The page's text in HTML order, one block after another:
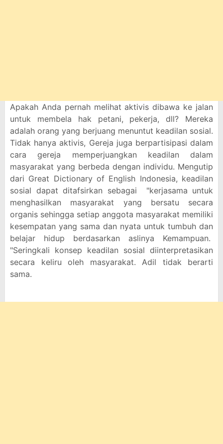
Apakah Anda pernah melihat aktivis dibawa ke jalan
untuk membela hak petani, pekerja, dll? Mereka
adalah orang yang berjuang menuntut keadilan sosial.
Tidak hanya aktivis, Gereja juga berpartisipasi dalam
cara gereja memperjuangkan keadilan dalam
masyarakat yang berbeda dengan individu. Mengutip
dari Great Dictionary of English Indonesia, keadilan
sosial dapat ditafsirkan sebagai "kerjasama untuk
menghasilkan masyarakat yang bersatu secara
organis sehingga setiap anggota masyarakat memiliki
kesempatan yang sama dan nyata untuk tumbuh dan
belajar hidup berdasarkan aslinya Kemampuan.
"Seringkali konsep keadilan sosial diinterpretasikan
secara keliru oleh masyarakat. Adil tidak berarti
sama.